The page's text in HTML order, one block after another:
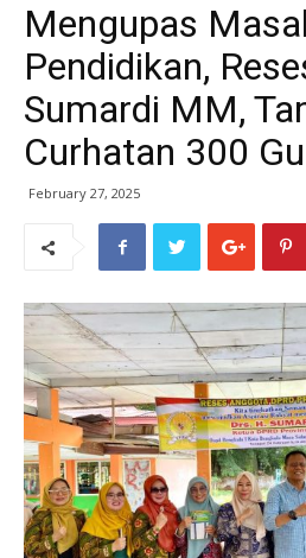
Mengupas
Pendidikan,
Sumardi MM,
Curhatan 300
February 27, 2025